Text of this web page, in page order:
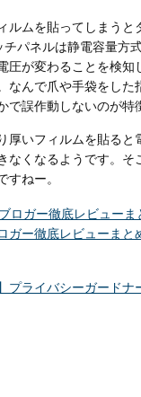
ルムを貼ってしまうと
パネルは静電容量方
圧が変わることを検知
なんで爪や手袋をした
で誤作動しないのが特
厚いフィルムを貼ると
なくなるようです。そ
ねー。
ガー徹底レビューまと
】プライバシーガー